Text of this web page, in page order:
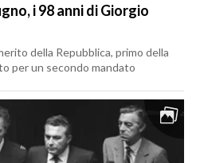
i 98 anni di Giorgio
della Repubblica, primo della
per un secondo mandato